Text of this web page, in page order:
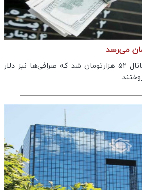
دلار در حالی امروز وارد کانال ۵۲ هزارتومان شد که صرافی‌ها نیز دلار